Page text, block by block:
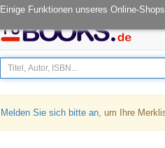
Einige Funktionen unseres Online-
Öffnungszeiten: Mo - Fr 08.00-14.30
Melden Sie sich bitte an, um Ihre